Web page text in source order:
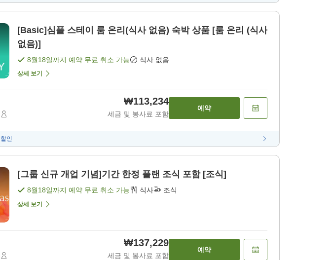
[Basic]심플 스테이 룸 온리(식사 없음) 숙박 상품 [룸 온리 (식사
없음)]
8월18일까지 예약 무료 취소 가능 식사 없음
상세 보기
₩113,234
세금 및 봉사료 포함
예약
할인
[그룹 신규 개업 기념]기간 한정 플랜 조식 포함 [조식]
8월18일까지 예약 무료 취소 가능 식사 조식
상세 보기
₩137,229
세금 및 봉사료 포함
예약